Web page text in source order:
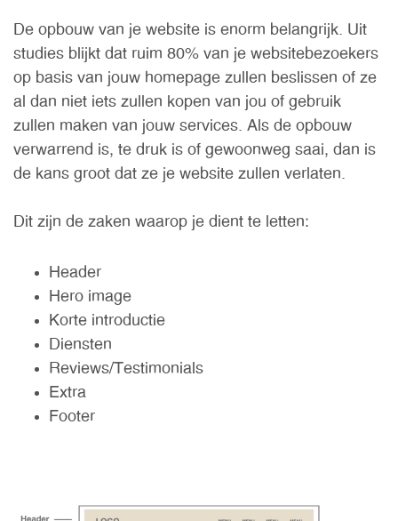
De opbouw van je website is enorm belangrijk. Uit
studies blijkt dat ruim 80% van je websitebezoekers
op basis van jouw homepage zullen beslissen of ze
al dan niet iets zullen kopen van jou of gebruik
zullen maken van jouw services. Als de opbouw
verwarrend is, te druk is of gewoonweg saai, dan is
de kans groot dat ze je website zullen verlaten.
Dit zijn de zaken waarop je dient te letten:
Header
Hero image
Korte introductie
Diensten
Reviews/Testimonials
Extra
Footer